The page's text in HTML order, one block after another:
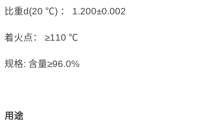
比重d(20 ℃) ： 1.200±0.002
着火点： ≥110 ℃
规格: 含量≥96.0%
用途